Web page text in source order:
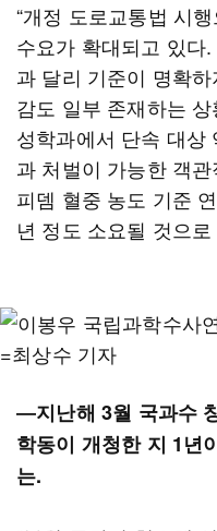
“개정 도로교통법 시
수요가 확대되고 있다
과 달리 기준이 명확
감도 일부 존재하는
성학과에서 단속 대상
과 처벌이 가능한 객
피뎀 혈중 농도 기준
년 정도 소요될 것으로
―지난해 3월 국과수
학동이 개청한 지 1년
는.